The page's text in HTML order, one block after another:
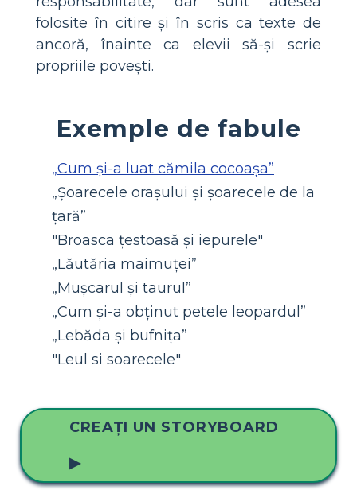
folosite în citire și în scris ca texte de
ancoră, înainte ca elevii să-și scrie
propriile povești.
Exemple de fabule
„Cum și-a luat cămila cocoașa”
„Șoarecele orașului și șoarecele de la
țară”
"Broasca țestoasă și iepurele"
„Lăutăria maimuței”
„Mușcarul și taurul”
„Cum și-a obținut petele leopardul”
„Lebăda și bufnița”
"Leul si soarecele"
CREAȚI UN STORYBOARD
▶